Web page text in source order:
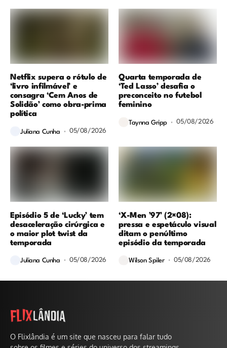
Netflix supera o rótulo de
‘livro infilmável’ e
consagra ‘Cem Anos de
Solidão’ como obra-prima
política
Juliana Cunha 05/08/2026
Quarta temporada de
‘Ted Lasso’ desafia o
preconceito no futebol
feminino
Taynna Gripp 05/08/2026
Episódio 5 de ‘Lucky’ tem
desaceleração cirúrgica e
o maior plot twist da
temporada
Juliana Cunha 05/08/2026
‘X-Men ’97’ (2×08):
pressa e espetáculo visual
ditam o penúltimo
episódio da temporada
Wilson Spiler 05/08/2026
O Flixlândia é um site que nasceu para falar tudo